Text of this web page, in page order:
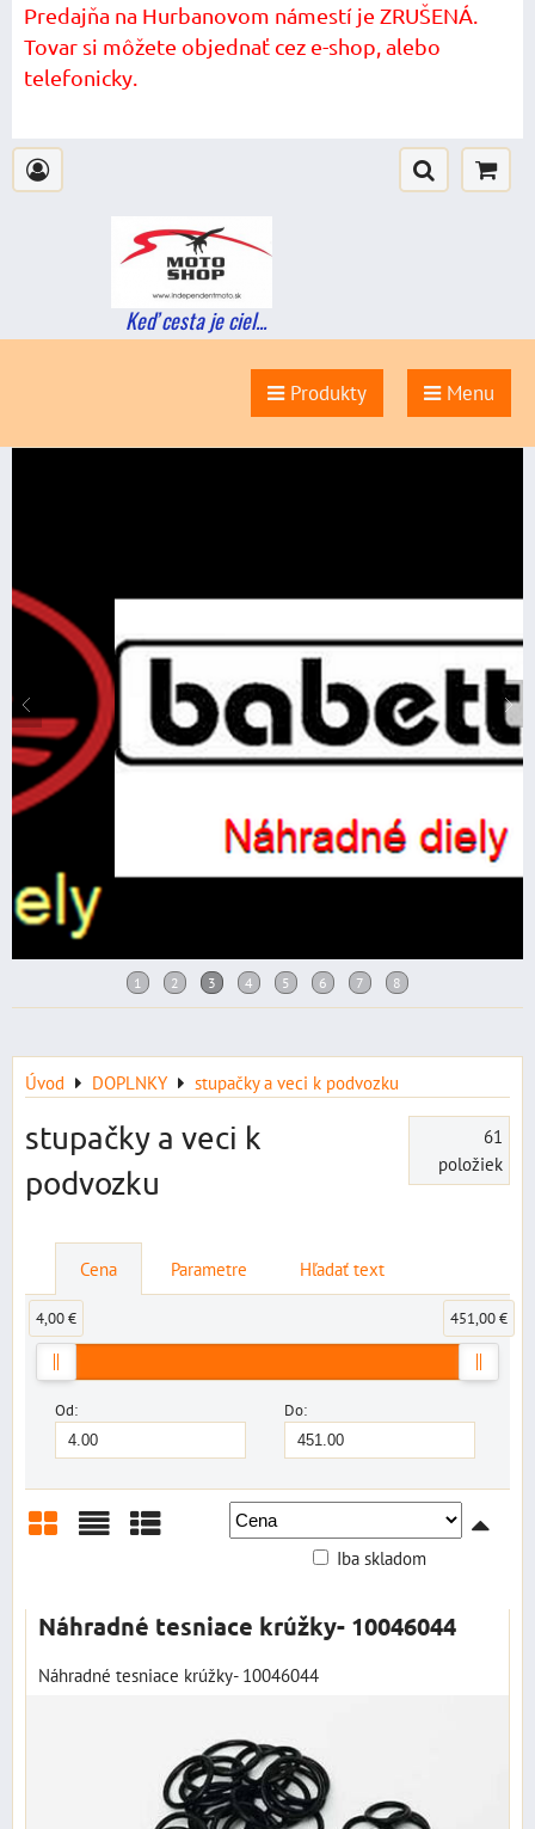
Predajňa na Hurbanovom námestí je ZRUŠENÁ.
Tovar si môžete objednať cez e-shop, alebo
telefonicky.
Keď cesta je ciel...
Produkty Menu
Úvod DOPLNKY stupačky a veci k podvozku
stupačky a veci k
podvozku
61
položiek
Cena Parametre Hľadať text
Od: Do:
4,00 € 451,00 €
Iba skladom
Náhradné tesniace krúžky- 10046044
Náhradné tesniace krúžky- 10046044